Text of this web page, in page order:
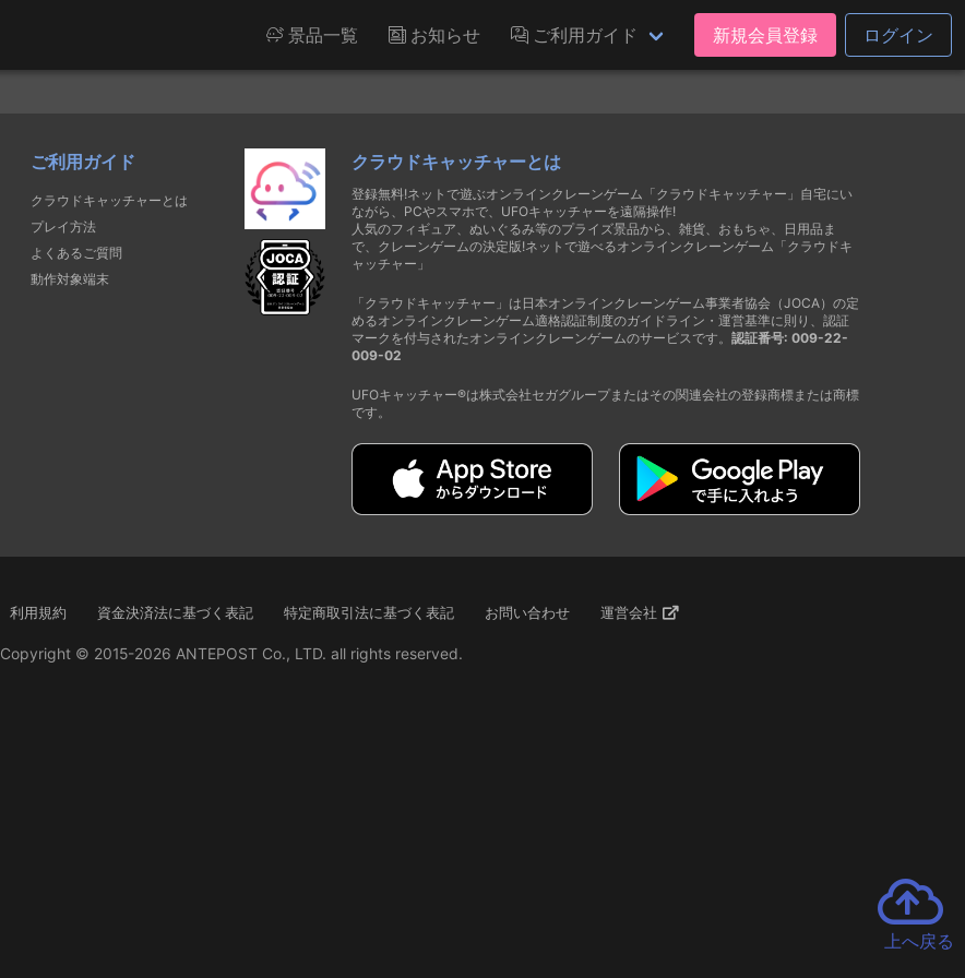
景品一覧 お知らせ ご利用ガイド 新規会員登録 ログイン
ご利用ガイド
クラウドキャッチャーとは
プレイ方法
よくあるご質問
動作対象端末
クラウドキャッチャーとは
登録無料!ネットで遊ぶオンラインクレーンゲーム「クラウドキャッチャー」自宅にい
ながら、PCやスマホで、UFOキャッチャーを遠隔操作!
人気のフィギュア、ぬいぐるみ等のプライズ景品から、雑貨、おもちゃ、日用品ま
で、クレーンゲームの決定版!ネットで遊べるオンラインクレーンゲーム「クラウドキ
ャッチャー」
「クラウドキャッチャー」は日本オンラインクレーンゲーム事業者協会（JOCA）の定
めるオンラインクレーンゲーム適格認証制度のガイドライン・運営基準に則り、認証
マークを付与されたオンラインクレーンゲームのサービスです。 認証番号: 009-22-
009-02
UFOキャッチャー®は株式会社セガグループまたはその関連会社の登録商標または商標
です。
上へ戻る
利用規約 資金決済法に基づく表記 特定商取引法に基づく表記 お問い合わせ 運営会社
Copyright © 2015-2026 ANTEPOST Co., LTD. all rights reserved.